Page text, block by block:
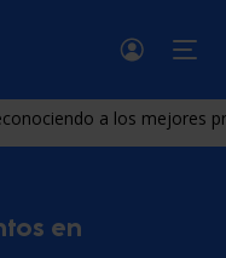
a los mejores
en